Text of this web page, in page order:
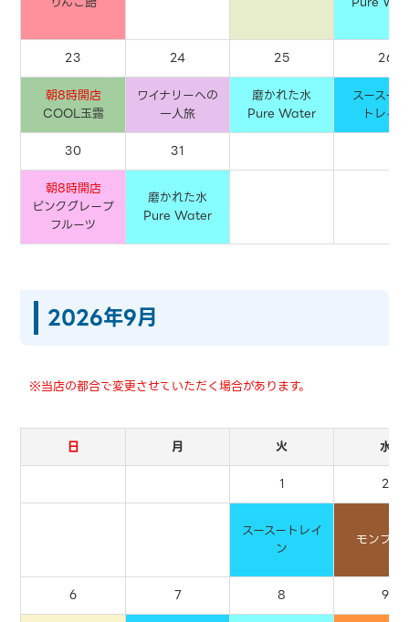
23 24 25
26
朝8時開店
COOL玉露
ワイナリーへの
一人旅
磨かれた水
Pure Water
スースー
トレイン
30
31
朝8時開店
ピンクグレープ
フルーツ
磨かれた水
Pure Water
2026年9月
※当店の都合で変更させていただく場合があります。
日 月 火
水
1
2
スースートレイ
ン
モンブラ
6 7 8
9